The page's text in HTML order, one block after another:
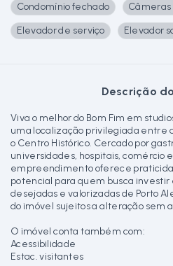
Condomínio fechado
Câmeras
Elevador de serviço
Elevador
Descrição
Viva o melhor do Bom Fim em
uma localização privilegiada entre
o Centro Histórico. Cercado por
universidades, hospitais, comércio
empreendimento oferece
potencial para quem busca investir
desejadas e valorizadas de Porto
do imóvel sujeitos a alteração sem
O imóvel conta também com:
Acessibilidade
Estac. visitantes